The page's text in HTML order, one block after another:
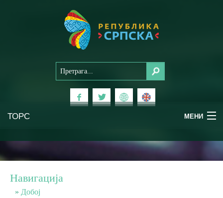
ТОРС МЕНИ
Планински туризам
Навигација
Добој